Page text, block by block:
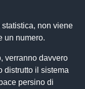
non viene
un numero.
verranno davvero
distrutto il sistema
persino di